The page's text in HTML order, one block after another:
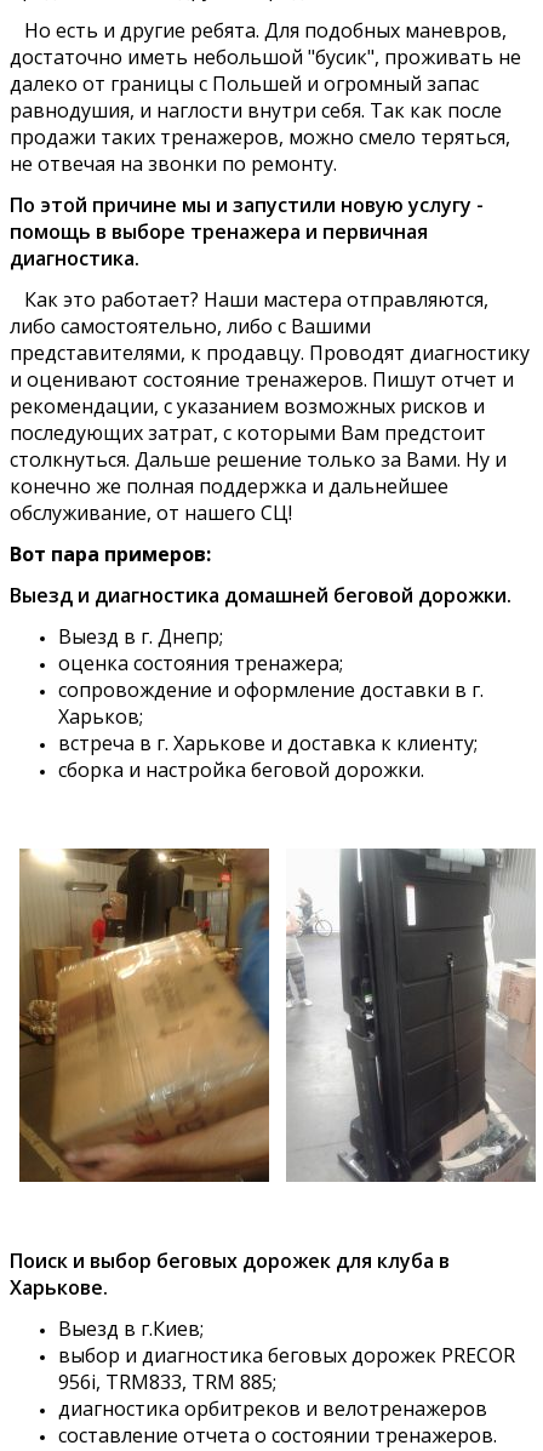
Но есть и другие ребята. Для подобных маневров,
достаточно иметь небольшой "бусик", проживать не
далеко от границы с Польшей и огромный запас
равнодушия, и наглости внутри себя. Так как после
продажи таких тренажеров, можно смело теряться,
не отвечая на звонки по ремонту.
По этой причине мы и запустили новую услугу -
помощь в выборе тренажера и первичная
диагностика.
Как это работает? Наши мастера отправляются,
либо самостоятельно, либо с Вашими
представителями, к продавцу. Проводят диагностику
и оценивают состояние тренажеров. Пишут отчет и
рекомендации, с указанием возможных рисков и
последующих затрат, с которыми Вам предстоит
столкнуться. Дальше решение только за Вами. Ну и
конечно же полная поддержка и дальнейшее
обслуживание, от нашего СЦ!
Вот пара примеров:
Выезд и диагностика домашней беговой дорожки.
Выезд в г. Днепр;
оценка состояния тренажера;
сопровождение и оформление доставки в г.
Харьков;
встреча в г. Харькове и доставка к клиенту;
сборка и настройка беговой дорожки.
Поиск и выбор беговых дорожек для клуба в
Харькове.
Выезд в г.Киев;
выбор и диагностика беговых дорожек PRECOR
956i, TRM833, TRM 885;
диагностика орбитреков и велотренажеров
составление отчета о состоянии тренажеров.